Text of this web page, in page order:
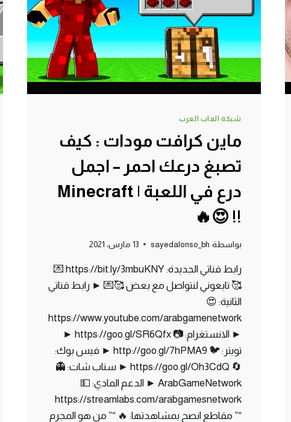
شبكة العاب العرب
ماين كرافت مودات : كيف
تصبغ درعك احمر – اجمل
درع في اللعبة | Minecraft
!! 😍🔥
بواسطة sayedalonso_bh 13 مارس، 2021
رابط قناتي الجديدة: https://bit.ly/3mbuKNY 💌
🥰 تابعوني لنتواصل مع بعض 🥰💌 ► رابط قناتي
الثانية: 😍
https://www.youtube.com/arabgamenetwork
► الانستغرام: 📷 https://goo.gl/SR6Qfx ►
تويتر: 🐦 http://goo.gl/7hPMA9 ► فيس بوك:
🔄 https://goo.gl/Oh3CdQ ► سناب شات: 👻
ArabGameNetwork ► الدعم المادي: 💵
https://streamlabs.com/arabgamesnetwork
“” مقاطع انصح بمشاهدتها: 🔥 “” من هو المجرم